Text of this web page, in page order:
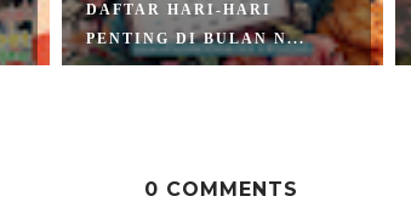
DAFTAR HARI-HARI
PENTING DI BULAN N...
0 COMMENTS